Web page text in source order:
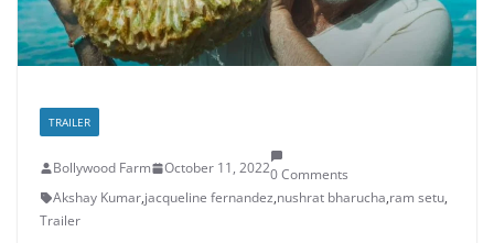
TRAILER
Bollywood Farm October 11, 20220 Comments
Akshay Kumar,jacqueline fernandez,nushrat bharucha,ram setu,
Trailer